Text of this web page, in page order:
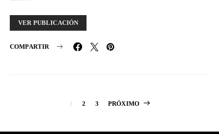
VER PUBLICACIÓN
COMPARTIR
Paginación
1 2 3 PRÓXIMO